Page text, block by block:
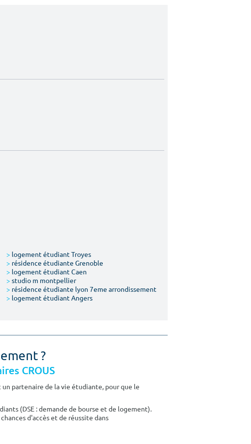
> logement étudiant Troyes
> résidence étudiante Grenoble
> logement étudiant Caen
> studio m montpellier
> résidence étudiante lyon 7eme arrondissement
> logement étudiant Angers
?
CROUS
partenaire de la vie étudiante, pour que le
(DSE : demande de bourse et de logement).
d'accès et de réussite dans